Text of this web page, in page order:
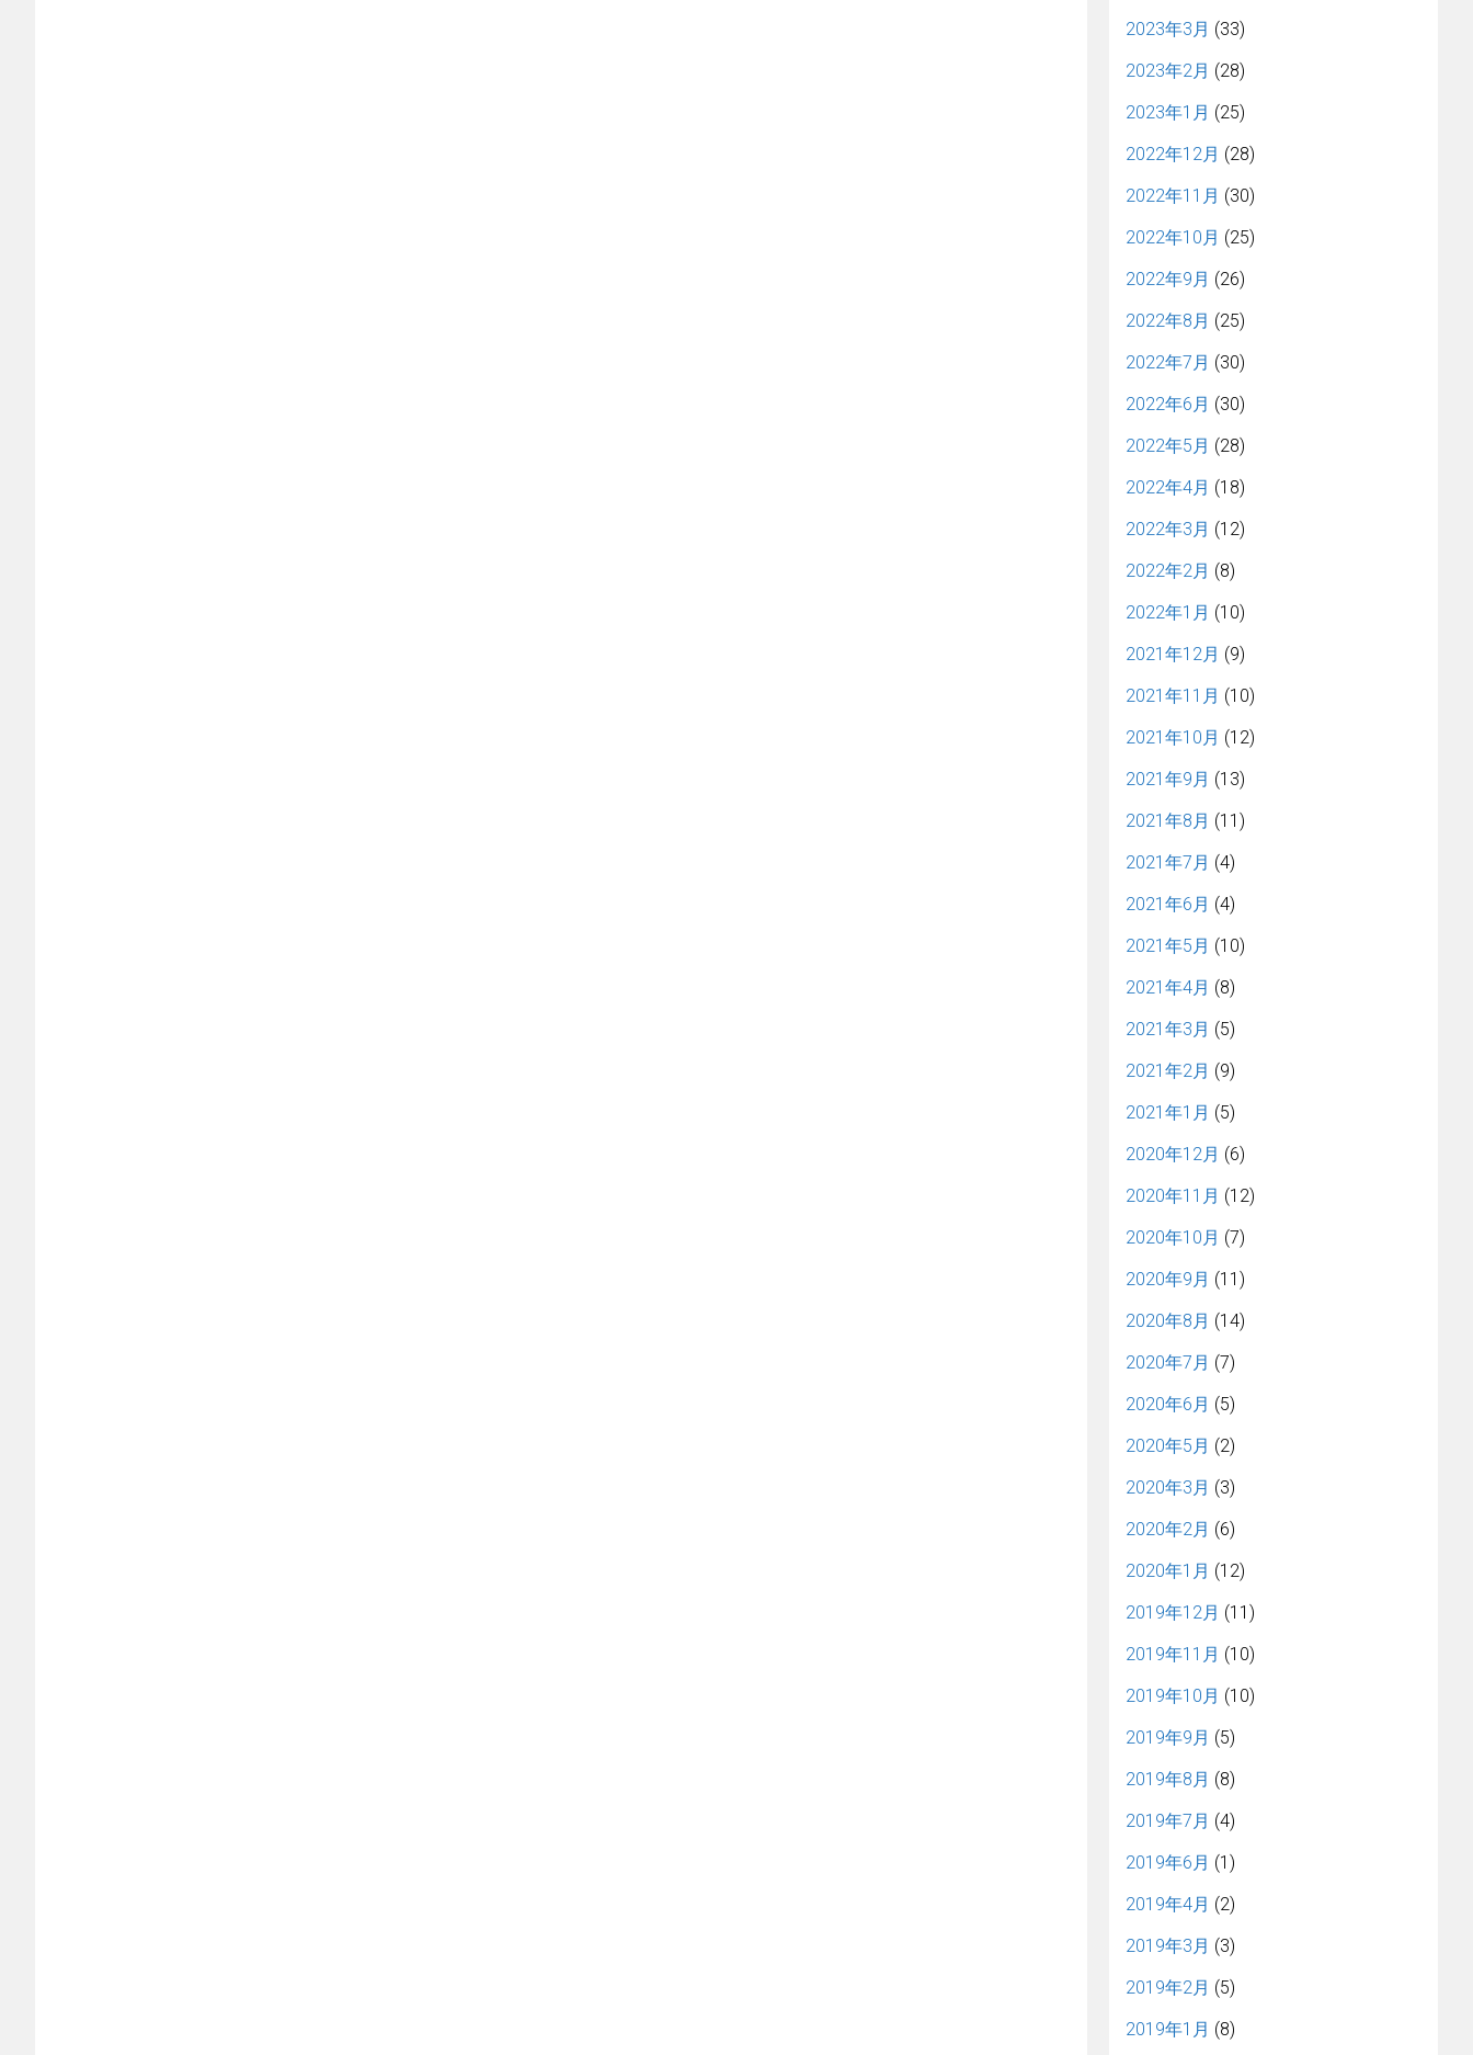
2023年3月 (33)
2023年2月 (28)
2023年1月 (25)
2022年12月 (28)
2022年11月 (30)
2022年10月 (25)
2022年9月 (26)
2022年8月 (25)
2022年7月 (30)
2022年6月 (30)
2022年5月 (28)
2022年4月 (18)
2022年3月 (12)
2022年2月 (8)
2022年1月 (10)
2021年12月 (9)
2021年11月 (10)
2021年10月 (12)
2021年9月 (13)
2021年8月 (11)
2021年7月 (4)
2021年6月 (4)
2021年5月 (10)
2021年4月 (8)
2021年3月 (5)
2021年2月 (9)
2021年1月 (5)
2020年12月 (6)
2020年11月 (12)
2020年10月 (7)
2020年9月 (11)
2020年8月 (14)
2020年7月 (7)
2020年6月 (5)
2020年5月 (2)
2020年3月 (3)
2020年2月 (6)
2020年1月 (12)
2019年12月 (11)
2019年11月 (10)
2019年10月 (10)
2019年9月 (5)
2019年8月 (8)
2019年7月 (4)
2019年6月 (1)
2019年4月 (2)
2019年3月 (3)
2019年2月 (5)
2019年1月 (8)